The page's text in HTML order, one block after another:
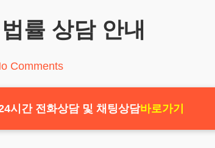
률 상담 안내
Comments
시간 전화상담 및 채팅상담바로가기